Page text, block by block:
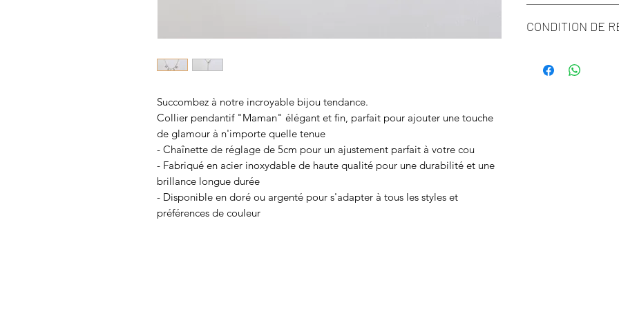
Succombez à notre incroyable bijou tendance.
Collier pendantif "Maman" élégant et fin, parfait pour ajouter une touche
de glamour à n'importe quelle tenue
- Chaînette de réglage de 5cm pour un ajustement parfait à votre cou
- Fabriqué en acier inoxydable de haute qualité pour une durabilité et une
brillance longue durée
- Disponible en doré ou argenté pour s'adapter à tous les styles et
préférences de couleur
CONDITION DE
échangés.